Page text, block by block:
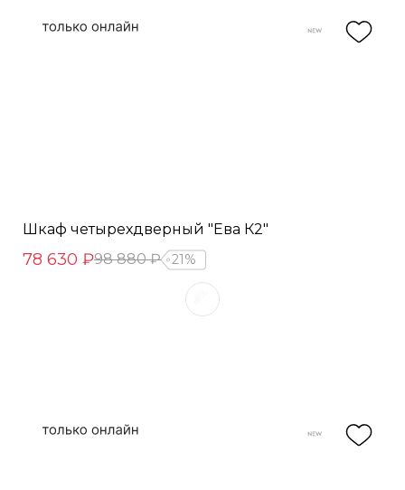
Шкаф четырехдверный "Ева К2"
78 630 ₽98 880 ₽ 21%